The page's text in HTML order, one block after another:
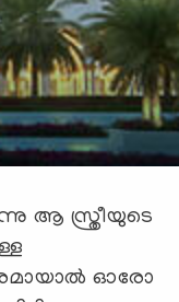
ആ സ്ത്രീയുടെ
ഓരോ